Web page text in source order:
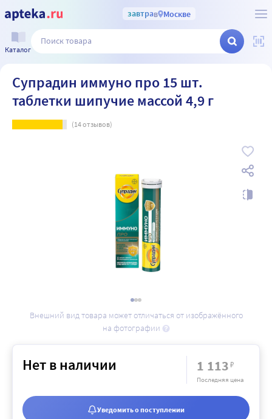
завтрав Москве
Каталог
Супрадин иммуно про 15 шт.
таблетки шипучие массой 4,9 г
(14отзывов)
Внешний вид товара может отличаться от изображённого
на фотографии
Нет в наличии 1 113₽
Последняя цена
Уведомить о поступлении